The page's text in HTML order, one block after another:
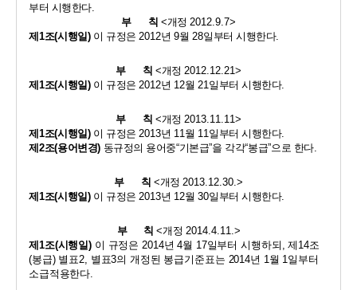
부터 시행한다.
부      칙 <개정 2012.9.7>
제 1조(시행일 ) 이 규정은 2012년 9월 28일부터 시행한다.
부      칙 <개정 2012.12.21>
제 1조(시행일 ) 이 규정은 2012년 12월 21 일부터 시행한다.
부      칙 <개정 2013.11.11>
제 1조(시행일 ) 이 규정은 2013년 11 월 11 일부터 시행한다.
제 2조(용어변경) 동규정의 용어중“기본급”을 각각“봉급”으로 한다.
부      칙 <개정 2013.12.30.>
제 1조(시행일 ) 이 규정은 2013년 12월 30일부터 시행한다.
부      칙 <개정 2014.4.11.>
제 1조(시행일) 이 규정은 2014년 4월 17일부터 시행하되 , 제 14조
(봉급) 별표2, 별표3의 개정된 봉급기준표는 2014년 1 월 1 일부터
소급적용한다